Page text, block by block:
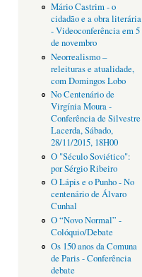
Mário Castrim - o
cidadão e a obra literária
- Videoconferência em 5
de novembro
Neorrealismo –
releituras e atualidade,
com Domingos Lobo
No Centenário de
Virgínia Moura -
Conferência de Silvestre
Lacerda, Sábado,
28/11/2015, 18H00
O "Século Soviético":
por Sérgio Ribeiro
O Lápis e o Punho - No
centenário de Álvaro
Cunhal
O “Novo Normal” -
Colóquio/Debate
Os 150 anos da Comuna
de Paris - Conferência
debate